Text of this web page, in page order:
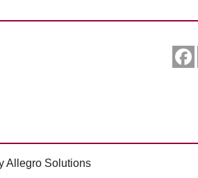
Allegro Solutions